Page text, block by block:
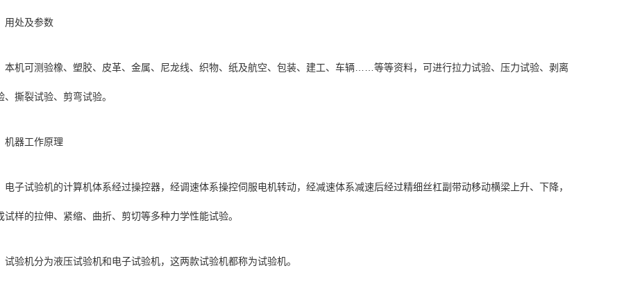
用处及参数
本机可测验橡、塑胶、皮革、金属、尼龙线、织物、纸及航空、包装、建工、车辆……等等资料，可进行拉力试验、压力试验、剥离
、撕裂试验、剪弯试验。
机器工作原理
电子试验机的计算机体系经过操控器，经调速体系操控伺服电机转动，经减速体系减速后经过精细丝杠副带动移动横梁上升、下降，
试样的拉伸、紧缩、曲折、剪切等多种力学性能试验。
试验机分为液压试验机和电子试验机，这两款试验机都称为试验机。